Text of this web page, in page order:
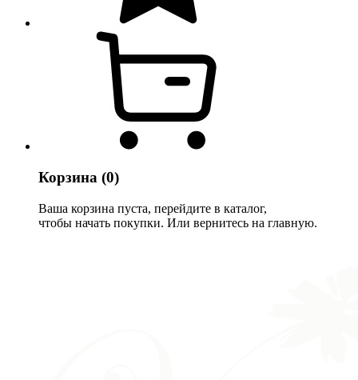
Корзина (0)
Ваша корзина пуста, перейдите в каталог,
чтобы начать покупки. Или вернитесь на главную.